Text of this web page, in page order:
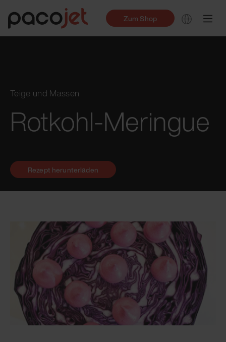
Zum Shop
Teige und Massen
Rotkohl-Meringue
Rezept herunterladen